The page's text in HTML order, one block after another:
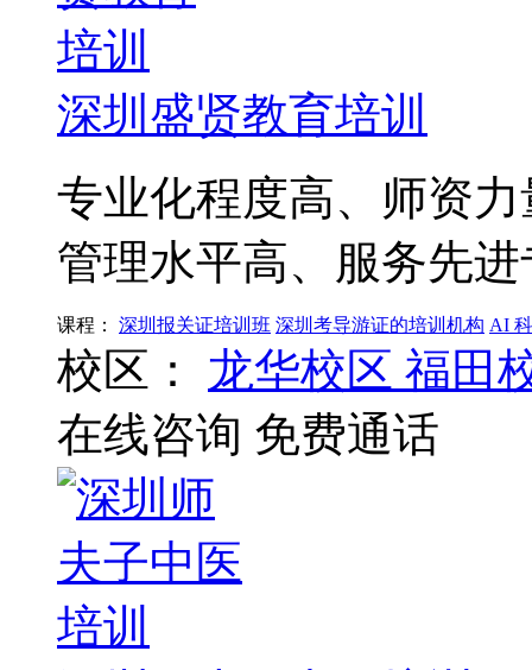
深圳盛贤教育培训
专业化程度高、师资
管理水平高、服务先
课程： 深圳报关证培训班 深圳考导游证的培训机构 AI
校区： 龙华校区 福田
在线咨询 免费通话